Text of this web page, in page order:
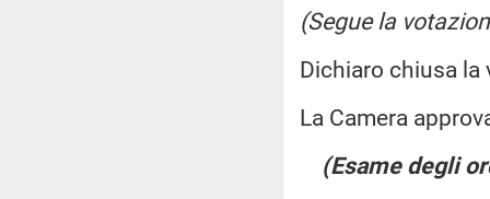
(Segue la
Dichiaro chiusa la
La Camera
(Esame degli